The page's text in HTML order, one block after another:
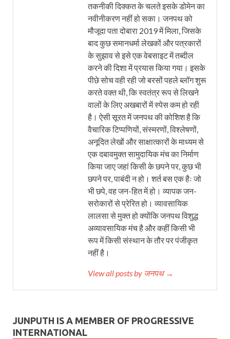
तकनीकी दिक्कत के चलते इसके डोमेन का
नवीनीकरण नहीं हो सका। जनपथ को
मौजूदा पता दोबारा 2019 में मिला, जिसके
बाद कुछ समानधर्मा लेखकों और पत्रकारों
के सुझाव से इसे एक वेबसाइट में तब्दील
करने की दिशा में प्रयास किया गया। इसके
पीछे सोच वही रही जो बरसों पहले ब्लॉग शुरू
करते वक्त थी, कि स्वतंत्र रूप से लिखने
वालों के लिए अखबारों में स्पेस कम हो रही
है। ऐसी सूरत में जनपथ की कोशिश है कि
वैचारिक टिप्पणियों, संस्मरणों, विश्लेषणों,
अनूदित लेखों और साक्षात्कारों के माध्यम से
एक दबावमुक्त सामुदायिक मंच का निर्माण
किया जाए जहां किसी के छपने पर, कुछ भी
छपने पर, पाबंदी न हो। शर्त बस एक हैः जो
भी छपे, वह जन-हित में हो। व्यापक जन-
सरोकारों से प्रेरित हो। व्यावसायिक
लालसा से मुक्त हो क्योंकि जनपथ विशुद्ध
अव्यावसायिक मंच है और कहीं किसी भी
रूप में किसी संस्थान के तौर पर पंजीकृत
नहीं है।
View all posts by जनपथ →
JUNPUTH IS A MEMBER OF PROGRESSIVE
INTERNATIONAL